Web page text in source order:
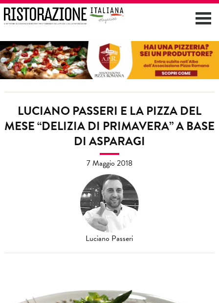
LUCIANO PASSERI E LA PIZZA DEL
MESE “DELIZIA DI PRIMAVERA” A BASE
DI ASPARAGI
7 Maggio 2018
Luciano Passeri